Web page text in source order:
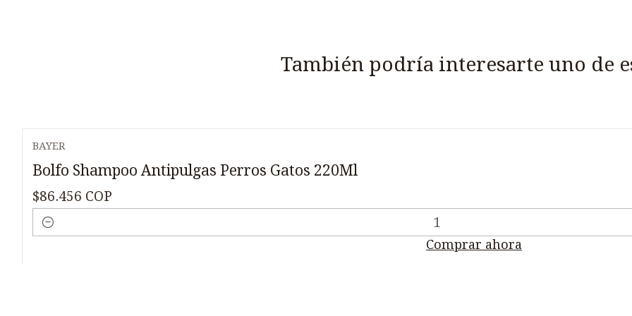
También podría interesarte uno de
BAYER
Bolfo Shampoo Antipulgas Perros Gatos 220Ml
$86.456 COP
Cantidad
Comprar ahora